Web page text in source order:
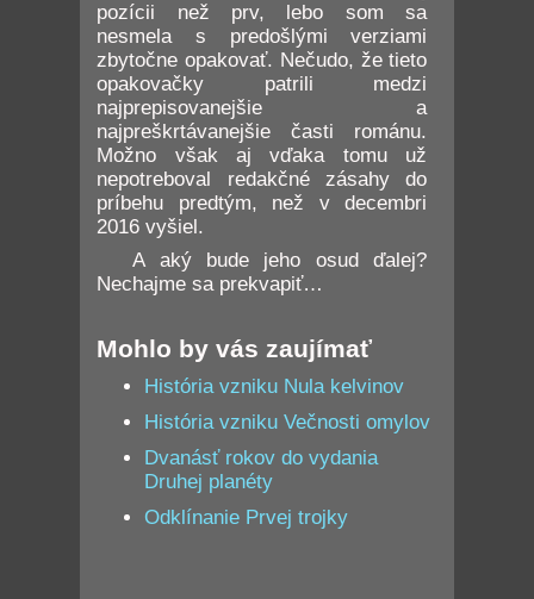
pozícii než prv, lebo som sa
nesmela s predošlými verziami
zbytočne opakovať. Nečudo, že tieto
opakovačky patrili medzi
najprepisovanejšie a
najpreškrtávanejšie časti románu.
Možno však aj vďaka tomu už
nepotreboval redakčné zásahy do
príbehu predtým, než v decembri
2016 vyšiel.
A aký bude jeho osud ďalej?
Nechajme sa prekvapiť…
Mohlo by vás zaujímať
História vzniku Nula kelvinov
História vzniku Večnosti omylov
Dvanásť rokov do vydania
Druhej planéty
Odklínanie Prvej trojky